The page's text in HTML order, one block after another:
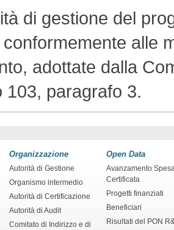
di gestione del
alle
adottate dalla
103, paragrafo 3.
Organizzazione
Autorità di Gestione
Organismo intermedio
Autorità di Certificazione
Autorità di Audit
Comitato di Indirizzo e di
Open Data
Avanzamento
Certificata
Progetti finanziati
Beneficiari
Risultati del PON